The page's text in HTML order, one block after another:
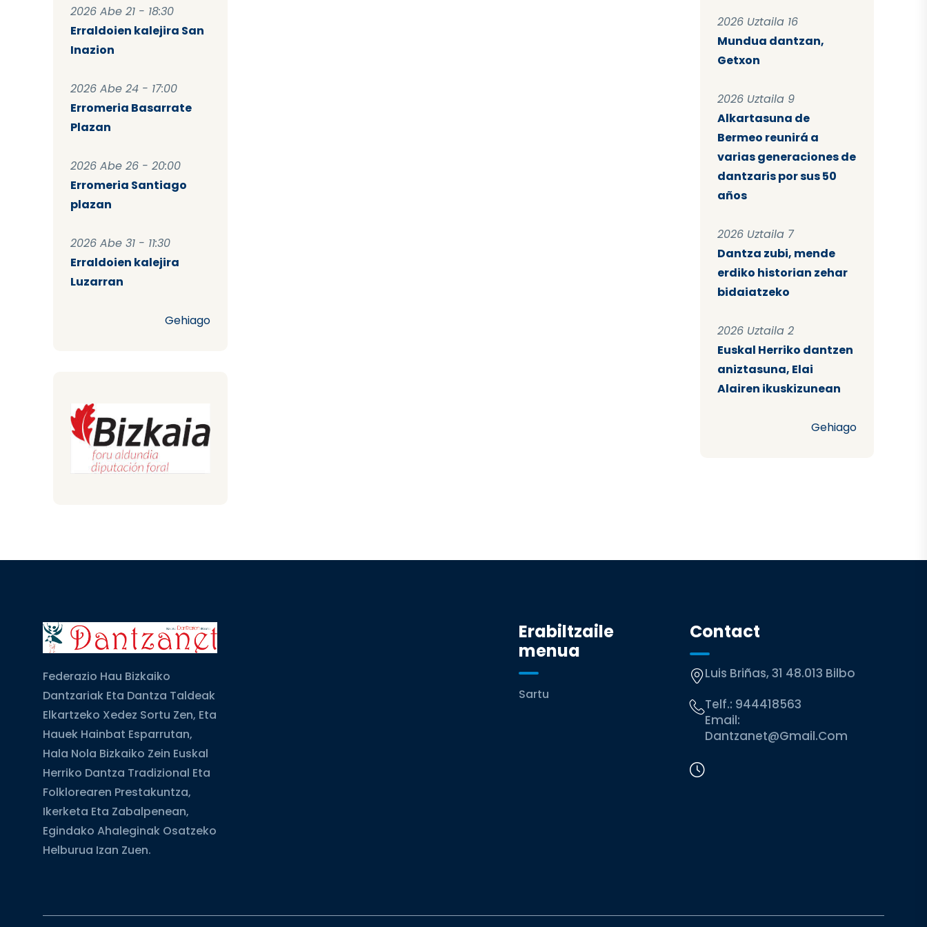
2026 Abe 21 - 18:30
Erraldoien kalejira San
Inazion
2026 Abe 24 - 17:00
Erromeria Basarrate
Plazan
2026 Abe 26 - 20:00
Erromeria Santiago
plazan
2026 Abe 31 - 11:30
Erraldoien kalejira
Luzarran
Gehiago
2026 Uztaila 16
Mundua dantzan,
Getxon
2026 Uztaila 9
Alkartasuna de
Bermeo reunirá a
varias generaciones de
dantzaris por sus 50
años
2026 Uztaila 7
Dantza zubi, mende
erdiko historian zehar
bidaiatzeko
2026 Uztaila 2
Euskal Herriko dantzen
aniztasuna, Elai
Alairen ikuskizunean
Gehiago
Federazio Hau Bizkaiko
Dantzariak Eta Dantza Taldeak
Elkartzeko Xedez Sortu Zen, Eta
Hauek Hainbat Esparrutan,
Hala Nola Bizkaiko Zein Euskal
Herriko Dantza Tradizional Eta
Folklorearen Prestakuntza,
Ikerketa Eta Zabalpenean,
Egindako Ahaleginak Osatzeko
Helburua Izan Zuen.
Erabiltzaile
menua
Sartu
Contact
Luis Briñas, 31 48.013 Bilbo
Telf.: 944418563
Email:
Dantzanet@gmail.com